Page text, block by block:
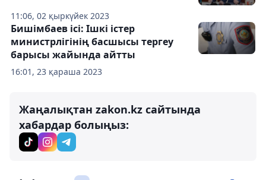
11:06, 02 қыркүйек 2023
16:01, 23 қараша 2023
Бишімбаев ісі: Ішкі істер
министрлігінің басшысы тергеу
барысы жайында айтты
Жаңалықтан zakon.kz сайтында
хабардар болыңыз: